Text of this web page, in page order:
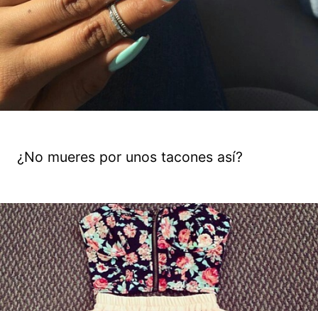
¿No mueres por unos tacones así?